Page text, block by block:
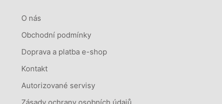
O nás
Obchodní podmínky
Doprava a platba e-shop
Kontakt
Autorizované servisy